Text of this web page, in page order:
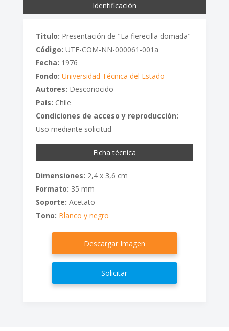
Identificación
Titulo: Presentación de "La fierecilla domada"
Código: UTE-COM-NN-000061-001a
Fecha: 1976
Fondo: Universidad Técnica del Estado
Autores: Desconocido
País: Chile
Condiciones de acceso y reproducción:
Uso mediante solicitud
Ficha técnica
Dimensiones: 2,4 x 3,6 cm
Formato: 35 mm
Soporte: Acetato
Tono: Blanco y negro
Descargar Imagen
Solicitar